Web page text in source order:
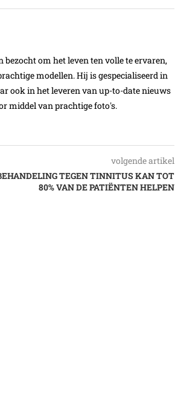
om het leven ten volle te ervaren,
modellen. Hij is gespecialiseerd in
ook in het leveren van up-to-date nieuws
middel van prachtige foto's.
volgende artikel
TEGEN TINNITUS KAN TOT
80% VAN DE PATIËNTEN HELPEN